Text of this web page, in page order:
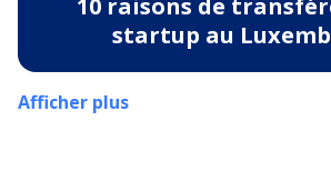
startup au
Afficher plus